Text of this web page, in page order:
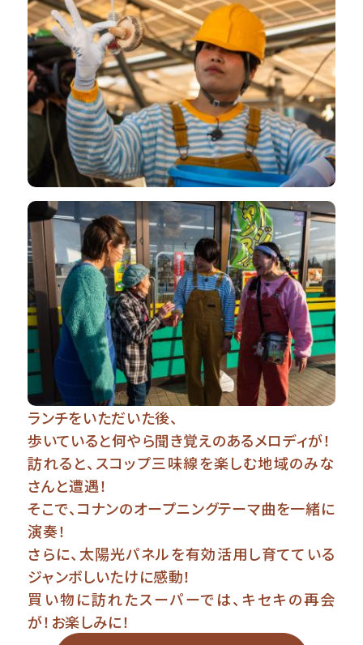
ランチをいただいた後、
歩いていると何やら聞き覚えのあるメロディが！
訪れると、スコップ三味線を楽しむ地域のみな
さんと遭遇！
そこで、コナンのオープニングテーマ曲を一緒に
演奏！
さらに、太陽光パネルを有効活用し育てている
ジャンボしいたけに感動！
買い物に訪れたスーパーでは、キセキの再会
が！お楽しみに！